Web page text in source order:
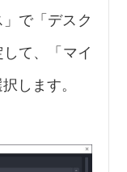
」で「デスク
て、「マイ
します。